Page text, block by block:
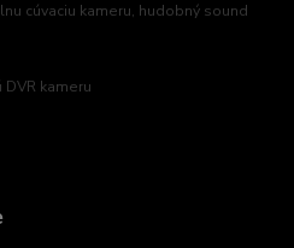
cúvaciu kameru, hudobný sound
kameru